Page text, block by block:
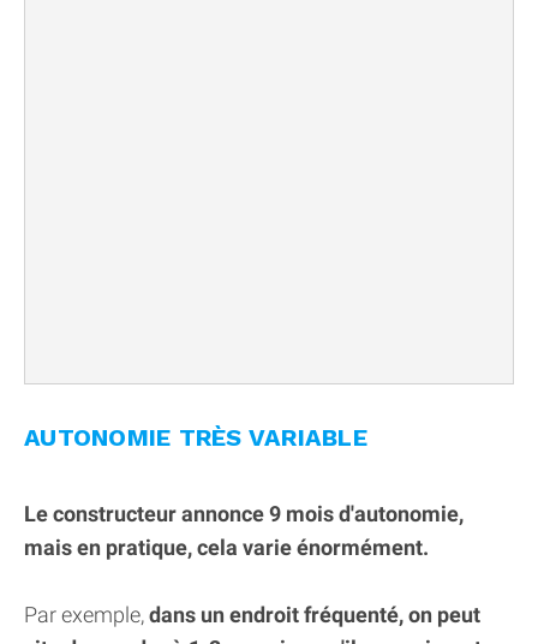
AUTONOMIE TRÈS VARIABLE
Le constructeur annonce 9 mois d'autonomie,
mais en pratique, cela varie énormément.
Par exemple,dans un endroit fréquenté, on peut